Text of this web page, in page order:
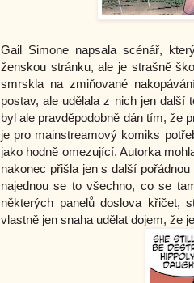
Gail Simone napsala scénář,
ženskou stránku, ale je strašně
smrskla na zmiňované
postav, ale udělala z nich jen další
byl ale pravděpodobně dán tím, že
je pro mainstreamový komiks
jako hodně omezující. Autorka
nakonec přišla jen s další
najednou se to všechno, co se
některých panelů doslova křičet,
vlastně jen snaha udělat dojem, že